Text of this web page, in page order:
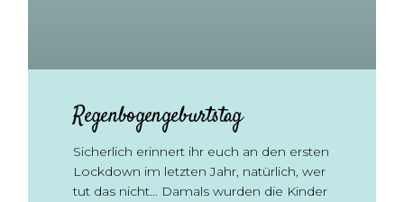
Regenbogengeburtstag
Sicherlich erinnert ihr euch an den ersten
Lockdown im letzten Jahr, natürlich, wer
tut das nicht… Damals wurden die Kinder